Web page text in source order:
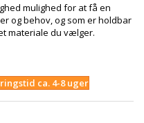
mulighed for at få en
og behov, og som er holdbar
materiale du vælger.
ca. 4-8 uger